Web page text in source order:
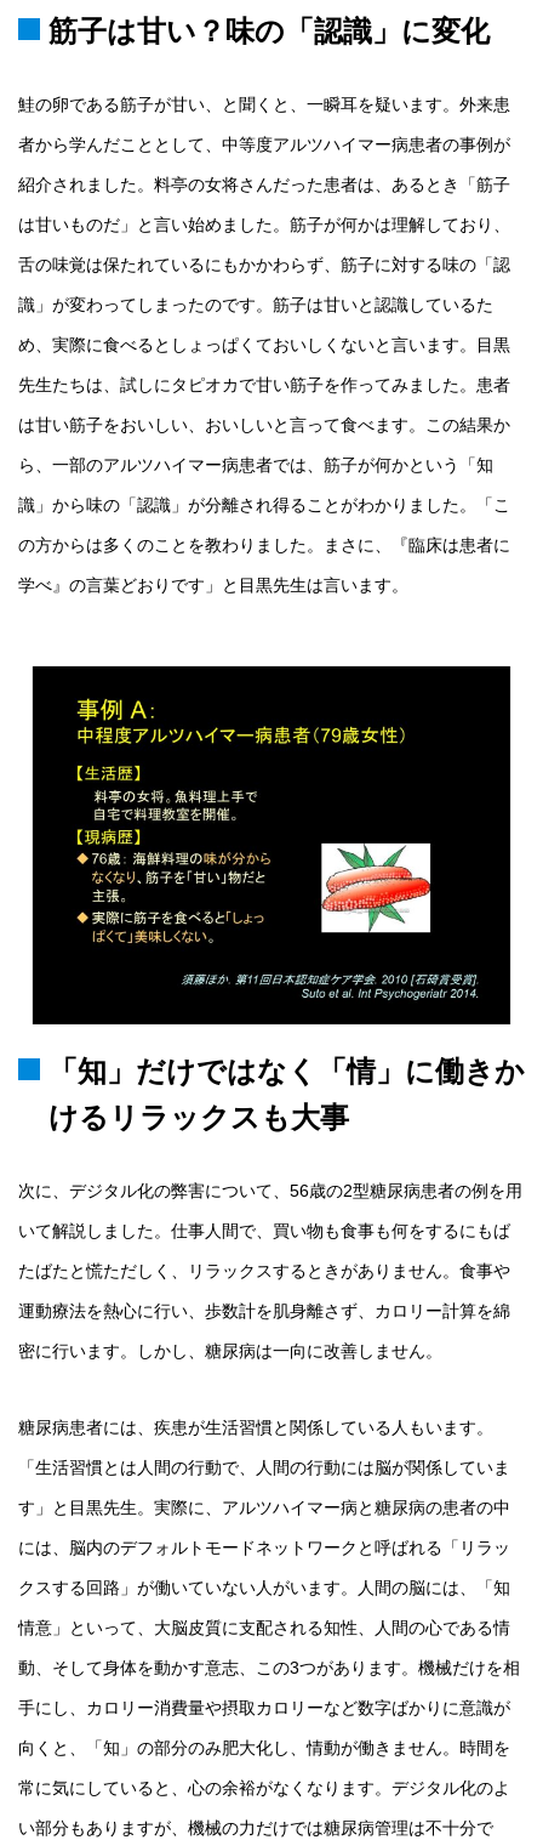
筋子は甘い？味の「認識」に変化
鮭の卵である筋子が甘い、と聞くと、一瞬耳を疑います。外来患
者から学んだこととして、中等度アルツハイマー病患者の事例が
紹介されました。料亭の女将さんだった患者は、あるとき「筋子
は甘いものだ」と言い始めました。筋子が何かは理解しており、
舌の味覚は保たれているにもかかわらず、筋子に対する味の「認
識」が変わってしまったのです。筋子は甘いと認識しているた
め、実際に食べるとしょっぱくておいしくないと言います。目黒
先生たちは、試しにタピオカで甘い筋子を作ってみました。患者
は甘い筋子をおいしい、おいしいと言って食べます。この結果か
ら、一部のアルツハイマー病患者では、筋子が何かという「知
識」から味の「認識」が分離され得ることがわかりました。「こ
の方からは多くのことを教わりました。まさに、『臨床は患者に
学べ』の言葉どおりです」と目黒先生は言います。
「知」だけではなく「情」に働きか
けるリラックスも大事
次に、デジタル化の弊害について、56歳の2型糖尿病患者の例を用
いて解説しました。仕事人間で、買い物も食事も何をするにもば
たばたと慌ただしく、リラックスするときがありません。食事や
運動療法を熱心に行い、歩数計を肌身離さず、カロリー計算を綿
密に行います。しかし、糖尿病は一向に改善しません。
糖尿病患者には、疾患が生活習慣と関係している人もいます。
「生活習慣とは人間の行動で、人間の行動には脳が関係していま
す」と目黒先生。実際に、アルツハイマー病と糖尿病の患者の中
には、脳内のデフォルトモードネットワークと呼ばれる「リラッ
クスする回路」が働いていない人がいます。人間の脳には、「知
情意」といって、大脳皮質に支配される知性、人間の心である情
動、そして身体を動かす意志、この3つがあります。機械だけを相
手にし、カロリー消費量や摂取カロリーなど数字ばかりに意識が
向くと、「知」の部分のみ肥大化し、情動が働きません。時間を
常に気にしていると、心の余裕がなくなります。デジタル化のよ
い部分もありますが、機械の力だけでは糖尿病管理は不十分で